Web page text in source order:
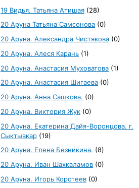
19 Видья. Татьяна Атишая (28)
20 Аруна Татьяна Самсонова (0)
20 Аруна. Александра Чистякова (0)
20 Аруна. Алеся Карань (1)
20 Аруна. Анастасия Муховатова (1)
20 Аруна. Анастасия Шигаева (0)
20 Аруна. Анна Сашкова. (0)
20 Аруна. Виктория Жук (0)
20 Аруна. Екатерина Дайя-Воронцова. г.
Сыктывкар (19)
20 Аруна. Елена Безникина. (8)
20 Аруна. Иван Шахкаламов (0)
20 Аруна. Игорь Коротеев (0)